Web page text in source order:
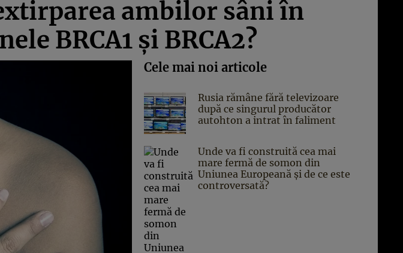
ambilor sâni în
BRCA1 şi BRCA2?
Cele mai noi articole
Rusia rămâne fără televizoare
după ce singurul producător
autohton a intrat în faliment
Unde va fi construită cea mai
mare fermă de somon din
Uniunea Europeană și de ce este
controversată?